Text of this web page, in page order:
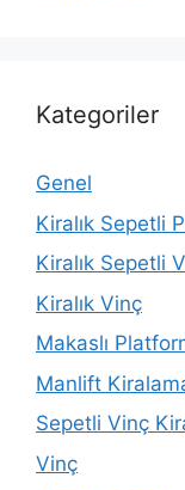
Kategoriler
Genel
Kiralık Sepetli
Kiralık Sepetli
Kiralık Vinç
Makaslı
Manlift
Sepetli Vinç
Vinç